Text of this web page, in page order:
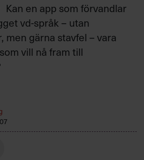
Kan en app som förvandlar
vd-språk – utan
men gärna stavfel – vara
vill nå fram till